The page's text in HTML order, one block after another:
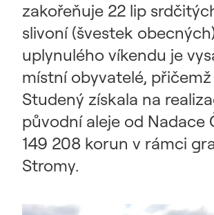
zakořeňuje 22 lip
slivoní (švestek
uplynulého víkendu je
místní obyvatelé,
Studený získala na
původní aleje od Nadace
149 208 korun v rámci
Stromy.